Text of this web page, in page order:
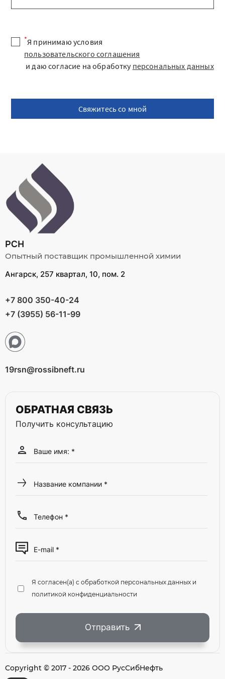
Свяжитесь со мной
*Я принимаю условия
пользовательского соглашения
и даю согласие на обработку персональных данных
РСН
Опытный поставщик промышленной химии
Ангарск, 257 квартал, 10, пом. 2
+7 800 350-40-24
+7 (3955) 56-11-99
19rsn@rossibneft.ru
ОБРАТНАЯ СВЯЗЬ
Получить консультацию
Я согласен(а) с обработкой персональных данных и
политикой конфиденциальности
Отправить
Copyright © 2017 - 2026 ООО РусСибНефть